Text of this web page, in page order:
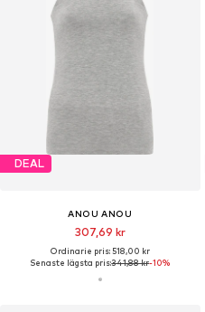
DEAL
ANOU ANOU
307,69 kr
Ordinarie pris: 518,00 kr
Senaste lägsta pris:341,88 kr-10%